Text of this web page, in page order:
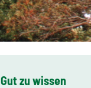
Gut zu wissen